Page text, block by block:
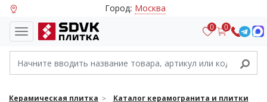
Город: Москва
0 0
Керамическая плитка
Каталог керамогранита и плитки